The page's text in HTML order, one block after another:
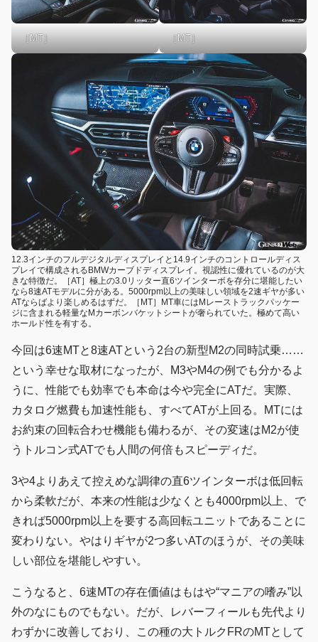
［MT］ ［MT］
12.3インチのフルデジタルディスプレイと14.9インチのコントロールディス
プレイで構成されるBMWカーブドディスプレイ。視認性に優れているのが大
きな特徴だ。［AT］極上の3.0リッター直6ツインターボを存分に堪能したい
なら8速ATモデルに分がある。5000rpm以上の美味しい領域を2速ギヤが多い
ATならばより楽しめるはずだ。［MT］MT車にはMレーストラックパッケー
ジに含まれる軽量なMカーボンバケットシートが奢られていた。極めて高い
ホールド性を有する。
今回は6速MTと8速ATという2台の新型M2の同時試乗……
という幸せな取材になったが、M3やM4の例でも分かるよ
うに、性能でも効率でも本命は今や完全にATだ。実際、
カタログ燃費も加速性能も、すべてATが上回る。MTには
お約束の回転合わせ機能も備わるが、その変速はM2が使
うトルコン式ATでも人間の何倍もスピーディだ。
3や4よりあえて控えめな調律の直6ツインターボは低回転
から柔軟だが、本来の性能は少なくとも4000rpm以上、で
きれば5000rpm以上を要する高回転ユニットであることに
変わりない。やはりギヤが2つ多いATのほうが、その美味
しい部位を堪能しやすい。
こうなると、6速MTの存在価値はもはや“マニアの嗜み”以
外のなにものでもない。だが、レバーフィールも先代より
わずかに改善しており、この種の大トルクFRのMTとして